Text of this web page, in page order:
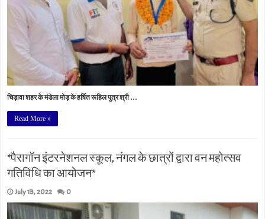
चिड़ावा शहर के मंडेला मोड़ के हर्षित रूहिल पुत्र श्री …
Read More »
*पैरागॉन इंटरनेशनल स्कूल, नंगल के छात्रों द्वारा वन महोत्सव
गतिविधि का आयोजन*
July 13, 2022 0